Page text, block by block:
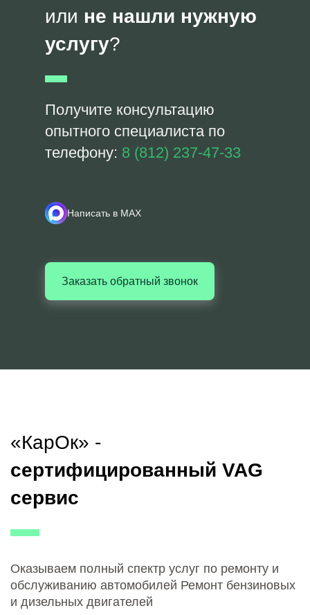
или не нашли нужную
услугу?
Получите консультацию
опытного специалиста по
телефону: 8 (812) 237-47-33
Написать в MAX
Заказать обратный звонок
«КарОк» -
сертифицированный VAG
сервис
Оказываем полный спектр услуг по ремонту и
обслуживанию автомобилей Ремонт бензиновых
и дизельных двигателей